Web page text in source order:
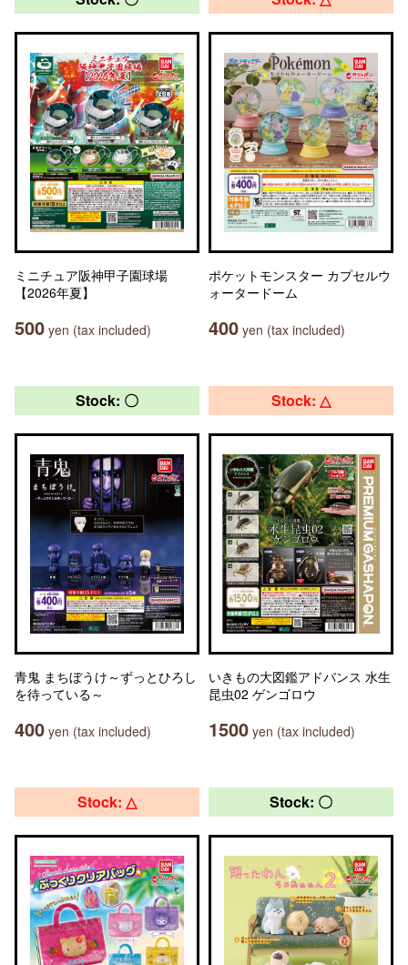
ミニチュア阪神甲子園球場
【2026年夏】
500 yen (tax included)
ポケットモンスター カプセルウ
ォータードーム
400 yen (tax included)
Stock: 〇
青鬼 まちぼうけ～ずっとひろし
を待っている～
400 yen (tax included)
Stock: △
いきもの大図鑑アドバンス 水生
昆虫02 ゲンゴロウ
1500 yen (tax included)
Stock: △ Stock: 〇